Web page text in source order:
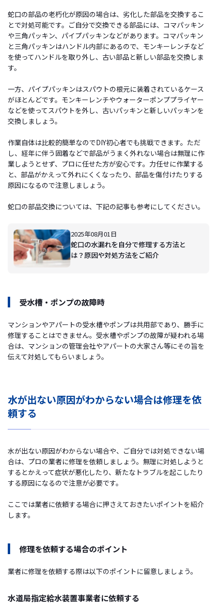
蛇口の部品の老朽化が原因の場合は、劣化した部品を交換するこ
とで対処可能です。ご自分で交換できる部品には、コマパッキン
や三角パッキン、パイプパッキンなどがあります。コマパッキン
と三角パッキンはハンドル内部にあるので、モンキーレンチなど
を使ってハンドルを取り外し、古い部品と新しい部品を交換しま
す。
一方、パイプパッキンはスパウトの根元に装着されているケース
がほとんどです。モンキーレンチやウォーターポンププライヤー
などを使ってスパウトを外し、古いパッキンと新しいパッキンを
交換しましょう。
作業自体は比較的簡単なのでDIY初心者でも挑戦できます。ただ
し、経年に伴う固着などで部品がうまく外れない場合は無理に作
業しようとせず、プロに任せた方が安心です。力任せに作業する
と、部品がかえって外れにくくなったり、部品を傷付けたりする
原因になるので注意しましょう。
蛇口の部品交換については、下記の記事も参考にしてください。
2025年08月01日
蛇口の水漏れを自分で修理する方法と
は？原因や対処方法をご紹介
受水槽・ポンプの故障時
マンションやアパートの受水槽やポンプは共用部であり、勝手に
修理することはできません。受水槽やポンプの故障が疑われる場
合は、マンションの管理会社やアパートの大家さん等にその旨を
伝えて対処してもらいましょう。
水が出ない原因がわからない場合は修理を依
頼する
水が出ない原因がわからない場合や、ご自分では対処できない場
合は、プロの業者に修理を依頼しましょう。無理に対処しようと
するとかえって症状が悪化したり、新たなトラブルを起こしたり
する原因になるので注意が必要です。
ここでは業者に依頼する場合に押さえておきたいポイントを紹介
します。
修理を依頼する場合のポイント
業者に修理を依頼する際は以下のポイントに留意しましょう。
水道局指定給水装置事業者に依頼する